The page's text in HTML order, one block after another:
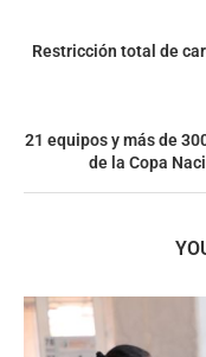
Restricción total de
21 equipos y más de
de la Copa